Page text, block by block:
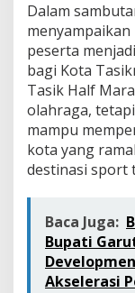
P
e
l
a
r
i
Dalam
peserta
bagi Kota
Tasik Half
olahraga,
mampu
kota yang
destinasi sport
Baca Juga:
Bupati
Akselerasi